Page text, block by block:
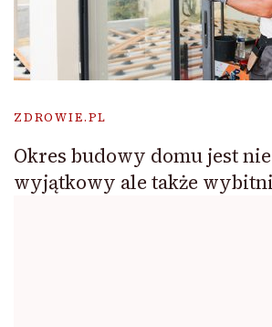
ZDROWIE.PL
Okres budowy domu jest
wyjątkowy ale także